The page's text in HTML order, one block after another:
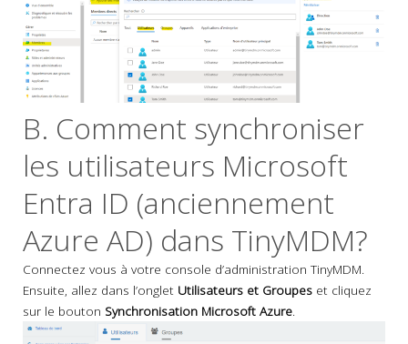
B. Comment synchroniser
les utilisateurs Microsoft
Entra ID (anciennement
Azure AD) dans TinyMDM?
Connectez vous à votre console d’administration TinyMDM.
Ensuite, allez dans l’onglet Utilisateurs et Groupes et cliquez
sur le bouton Synchronisation Microsoft Azure